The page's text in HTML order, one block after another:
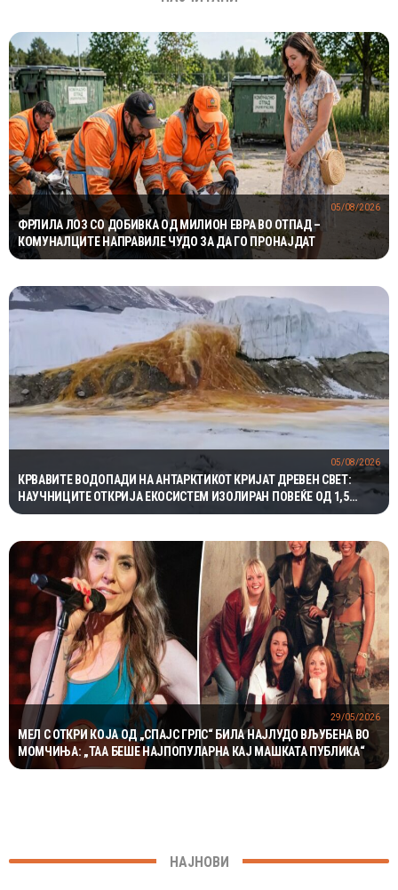
ФРЛИЛА ЛОЗ СО ДОБИВКА ОД МИЛИОН ЕВРА ВО ОТПАД –
КОМУНАЛЦИТЕ НАПРАВИЛЕ ЧУДО ЗА ДА ГО ПРОНАЈДАТ
05/08/2026
КРВАВИТЕ ВОДОПАДИ НА АНТАРКТИКОТ КРИЈАТ ДРЕВЕН СВЕТ:
НАУЧНИЦИТЕ ОТКРИЈА ЕКОСИСТЕМ ИЗОЛИРАН ПОВЕЌЕ ОД 1,5
МИЛИОНИ ГОДИНИ
05/08/2026
МЕЛ С ОТКРИ КОЈА ОД „СПАЈС ГРЛС“ БИЛА НАЈЛУДО ВЉУБЕНА ВО
МОМЧИЊА: „ТАА БЕШЕ НАЈПОПУЛАРНА КАЈ МАШКАТА ПУБЛИКА“
29/05/2026
НАЈНОВИ